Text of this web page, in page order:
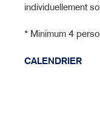
individuellement
* Minimum 4
CALENDRIER